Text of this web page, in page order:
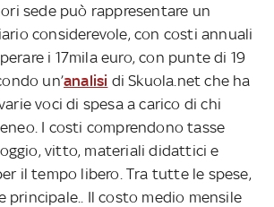
sede può rappresentare un
considerevole, con costi annuali
i 17mila euro, con punte di 19
un’analisi di Skuola.net che ha
voci di spesa a carico di chi
I costi comprendono tasse
vitto, materiali didattici e
il tempo libero. Tra tutte le spese,
principale.. Il costo medio mensile